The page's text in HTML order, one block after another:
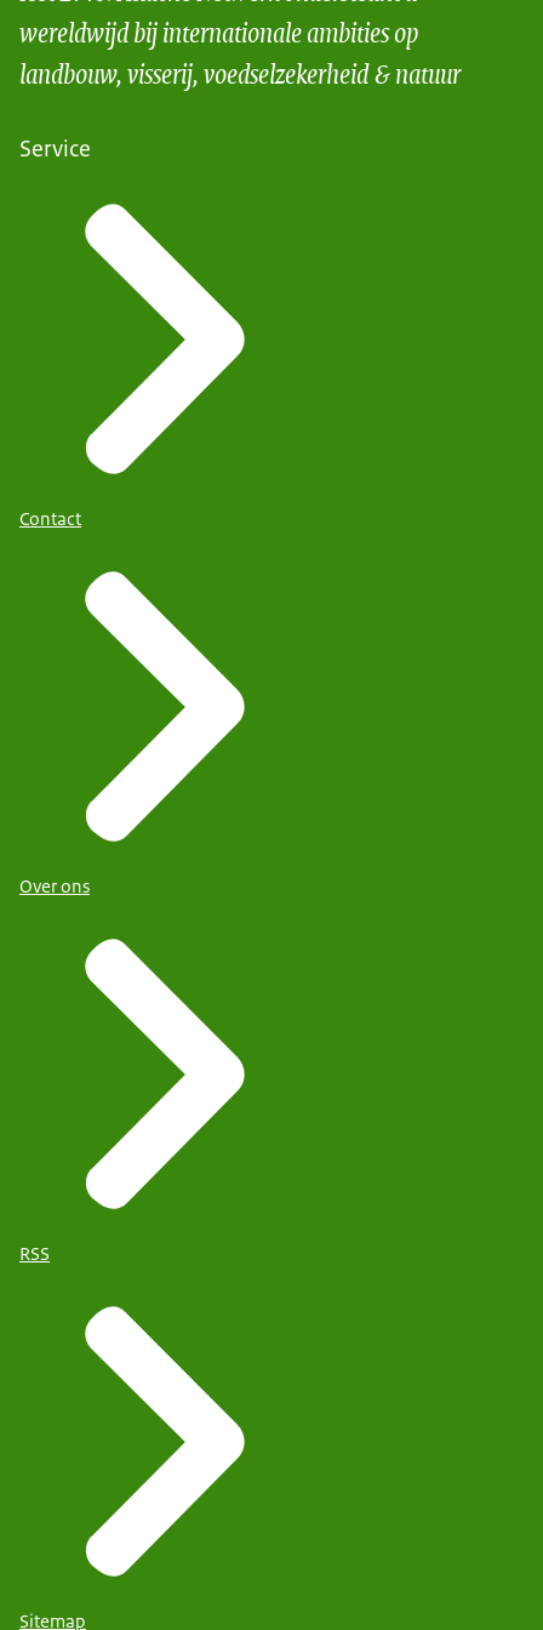
wereldwijd bij internationale ambities op
landbouw, visserij, voedselzekerheid & natuur
Service
Contact
Over ons
RSS
Sitemap